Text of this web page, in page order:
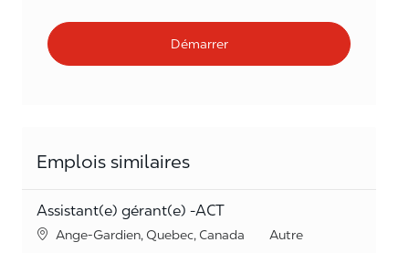
Démarrer
Emplois similaires
Assistant(e) gérant(e) -ACT
LieuAnge-Gardien, Quebec, Canada Catégorie
Autre